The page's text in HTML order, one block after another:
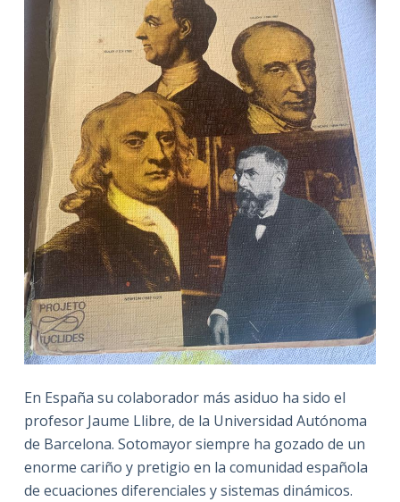
En España su colaborador más asiduo ha sido el
profesor Jaume Llibre, de la Universidad Autónoma
de Barcelona. Sotomayor siempre ha gozado de un
enorme cariño y pretigio en la comunidad española
de ecuaciones diferenciales y sistemas dinámicos.